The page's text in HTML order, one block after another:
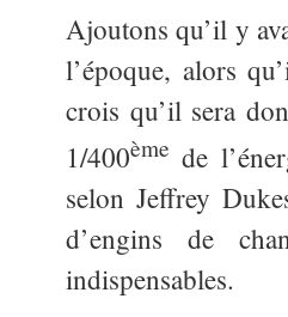
Ajoutons qu’il y
l’époque, alors
crois qu’il sera
1/400ème de
selon Jeffrey
d’engins de
indispensables.